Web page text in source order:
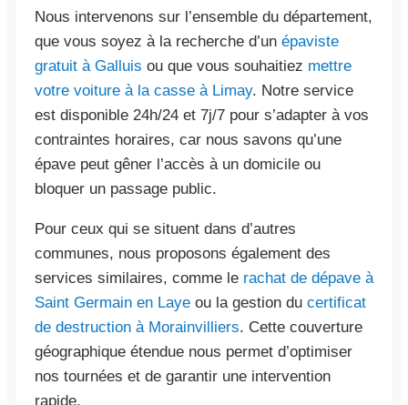
Nous intervenons sur l’ensemble du département,
que vous soyez à la recherche d’un épaviste
gratuit à Galluis ou que vous souhaitiez mettre
votre voiture à la casse à Limay. Notre service
est disponible 24h/24 et 7j/7 pour s’adapter à vos
contraintes horaires, car nous savons qu’une
épave peut gêner l’accès à un domicile ou
bloquer un passage public.
Pour ceux qui se situent dans d’autres
communes, nous proposons également des
services similaires, comme le rachat de dépave à
Saint Germain en Laye ou la gestion du certificat
de destruction à Morainvilliers. Cette couverture
géographique étendue nous permet d’optimiser
nos tournées et de garantir une intervention
rapide.